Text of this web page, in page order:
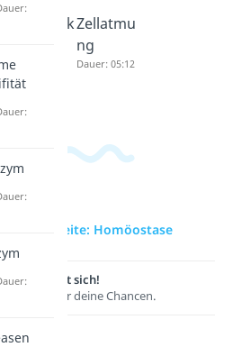
Antibiotik
Milch
Dauer: 03:15
Zellatmu
ng
Dauer: 05:12
zur Videoseite: Homöostase
lohnt sich!
Entdecke hier deine Chancen.